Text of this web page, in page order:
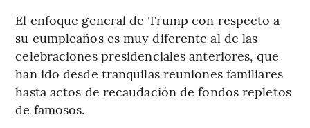
El enfoque general de Trump con respecto a
su cumpleaños es muy diferente al de las
celebraciones presidenciales anteriores, que
han ido desde tranquilas reuniones familiares
hasta actos de recaudación de fondos repletos
de famosos.